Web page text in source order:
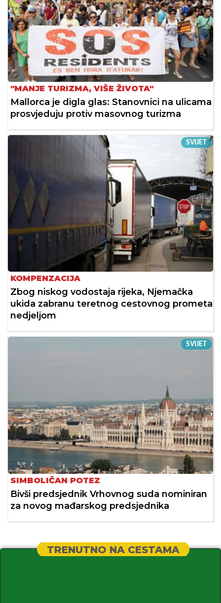
"MANJE TURIZMA, VIŠE ŽIVOTA"
Mallorca je digla glas: Stanovnici na ulicama
prosvjeduju protiv masovnog turizma
SVIJET
KOMPENZACIJA
Zbog niskog vodostaja rijeka, Njemačka
ukida zabranu teretnog cestovnog prometa
nedjeljom
SVIJET
SIMBOLIČAN POTEZ
Bivši predsjednik Vrhovnog suda nominiran
za novog mađarskog predsjednika
TRENUTNO NA CESTAMA